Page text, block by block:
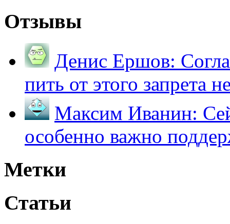
Отзывы
Денис Ершов:
пить от этого запрета
Максим Иванин:
особенно важно
Метки
Статьи